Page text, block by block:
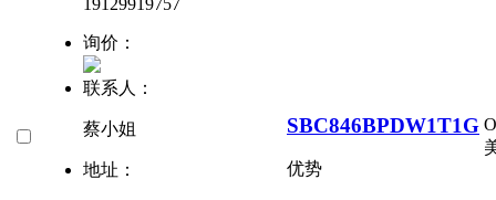
19129919757
询价：
联系人：
蔡小姐
地址：
SBC846BPDW1T1G
优势